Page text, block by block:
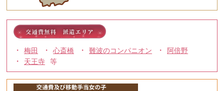
梅田 心斎橋 難波のコンパニオン
阿倍野
天王寺